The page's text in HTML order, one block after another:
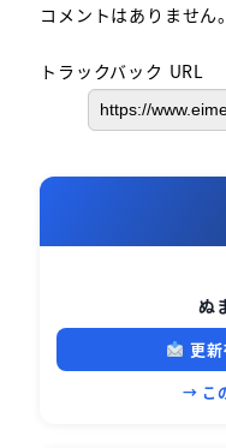
コメントはありません。
トラックバック URL
ぬ
更
→ こ